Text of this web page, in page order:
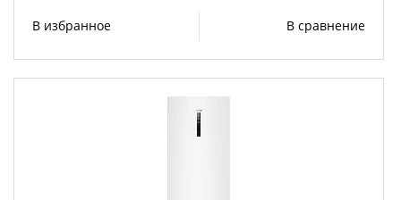
В избранное В сравнение